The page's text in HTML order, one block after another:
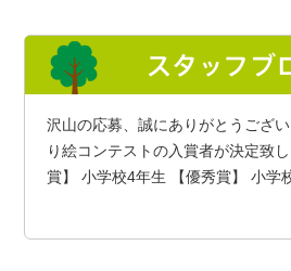
沢山の応募、誠にありがとうござ
り絵コンテストの入賞者が決定致
賞】 小学校4年生 【優秀賞】 小学